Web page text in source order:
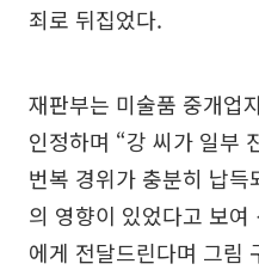
죄로 뒤집었다.
재판부는 미술품 중개업
인정하며 “강 씨가 일부
번복 경위가 충분히 납득
의 영향이 있었다고 보
에게 전달드린다며 그림